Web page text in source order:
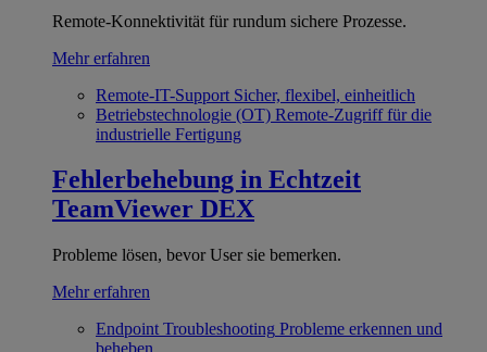
Remote-Konnektivität für rundum sichere Prozesse.
Mehr erfahren
Remote-IT-Support Sicher, flexibel, einheitlich
Betriebstechnologie (OT) Remote-Zugriff für die
industrielle Fertigung
Fehlerbehebung in Echtzeit
TeamViewer DEX
Probleme lösen, bevor User sie bemerken.
Mehr erfahren
Endpoint Troubleshooting Probleme erkennen und